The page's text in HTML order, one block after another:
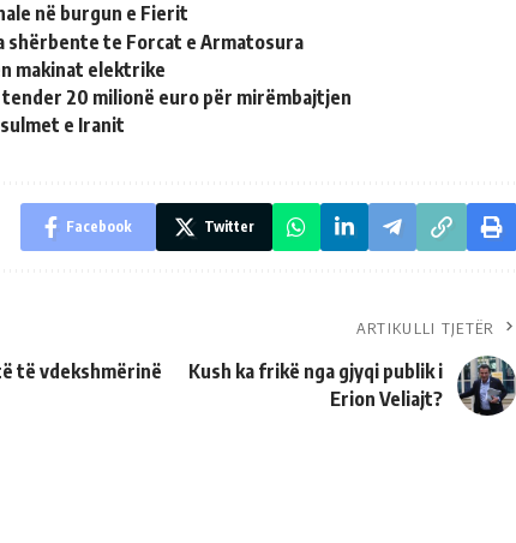
në burgun e Fierit
shërbente te Forcat e Armatosura
makinat elektrike
20 milionë euro për mirëmbajtjen
e Iranit
Facebook Twitter
të vdekshmërinë
ARTIKULLI TJETËR
Kush ka frikë nga gjyqi publik i
Erion Veliajt?